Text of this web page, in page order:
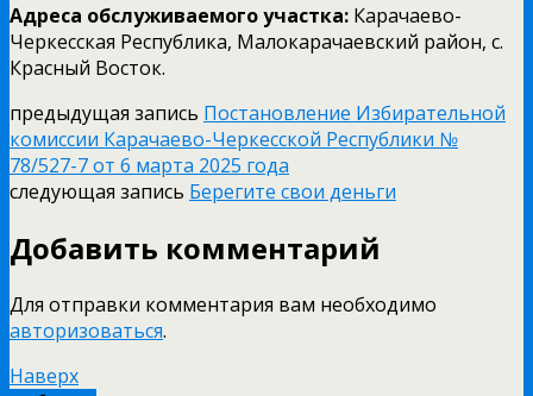
Адреса обслуживаемого участка: Карачаево-
Черкесская Республика, Малокарачаевский район, с.
Красный Восток.
предыдущая запись Постановление Избирательной
комиссии Карачаево-Черкесской Республики №
78/527-7 от 6 марта 2025 года
следующая запись Берегите свои деньги
Добавить комментарий
Для отправки комментария вам необходимо
авторизоваться.
Наверх